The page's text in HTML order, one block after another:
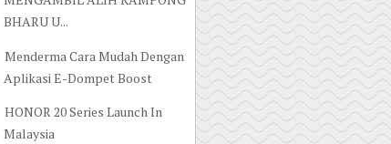
BHARU U...
Menderma Cara Mudah Dengan
Aplikasi E-Dompet Boost
HONOR 20 Series Launch In
Malaysia